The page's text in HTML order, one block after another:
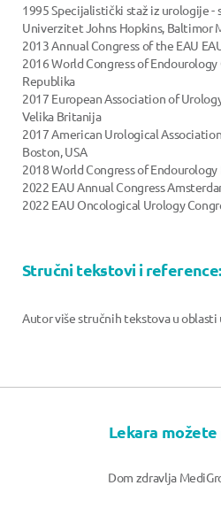
1995 Specijalistički staž iz urologije -
Univerzitet Johns Hopkins, Baltimor
2013 Annual Congress of the EAU
2016 World Congress of
Republika
2017 European Association of
Velika Britanija
2017 American Urological
Boston, USA
2018 World Congress of Endourology
2022 EAU Annual Congress
2022 EAU Oncological Urology
Stručni tekstovi i reference:
Autor više stručnih tekstova u
Lekara
Dom zdravlja